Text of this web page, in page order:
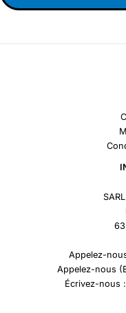
Appelez-
Appelez-nous
Écrivez-nous